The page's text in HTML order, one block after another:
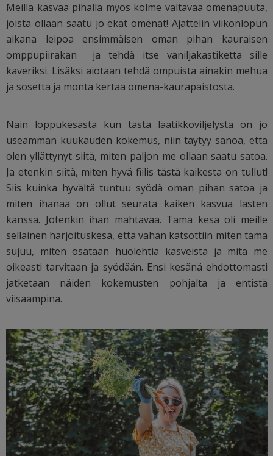
Meillä kasvaa pihalla myös kolme valtavaa omenapuuta,
joista ollaan saatu jo ekat omenat! Ajattelin viikonlopun
aikana leipoa ensimmäisen oman pihan kauraisen
omppupiirakan ja tehdä itse vaniljakastiketta sille
kaveriksi. Lisäksi aiotaan tehdä ompuista ainakin mehua
ja sosetta ja monta kertaa omena-kaurapaistosta.
Näin loppukesästä kun tästä laatikkoviljelystä on jo
useamman kuukauden kokemus, niin täytyy sanoa, että
olen yllättynyt siitä, miten paljon me ollaan saatu satoa.
Ja etenkin siitä, miten hyvä fiilis tästä kaikesta on tullut!
Siis kuinka hyvältä tuntuu syödä oman pihan satoa ja
miten ihanaa on ollut seurata kaiken kasvua lasten
kanssa. Jotenkin ihan mahtavaa. Tämä kesä oli meille
sellainen harjoituskesä, että vähän katsottiin miten tämä
sujuu, miten osataan huolehtia kasveista ja mitä me
oikeasti tarvitaan ja syödään. Ensi kesänä ehdottomasti
jatketaan näiden kokemusten pohjalta ja entistä
viisaampina.